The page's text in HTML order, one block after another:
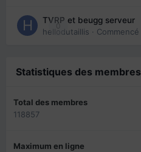
0
TVRP et beugg serveur
hellodutaillis · Commencé
Statistiques des membres
Total des membres
118857
Maximum en ligne